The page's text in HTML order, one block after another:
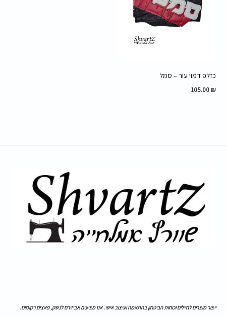
כזלפ דמוי עור – סמל
105.00 ₪
ייצור מוצרים לחיילים וכוחות הביטחון בהתאמה ועיצוב אישי. אנו מציעים אביזירם לנשק, פאצים רקומים.